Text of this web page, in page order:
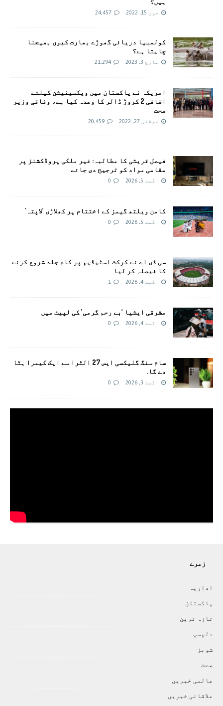
جون 15, 2022 24,457
کولمبیا دریائی گھوڑے بھارت کیوں بھیجنا
چاہتا ہے؟
مارچ 3, 2023 21,294
امريکہ نے پاکستان میں ویکسینیشن کیلئے
اضافی 2 کروڑ ڈالر کا وعدہ کیا ہے، وفاقی وزیر
صحت
جولائی 27, 2022 20,459
فیصل قریشی کا مطالبہ: غیر ملکی پروڈکشنز پر
مقامی مواد کو ترجیح دی جائے
اگست 5, 2026 0
کامن ویلتھ گیمز کے اختتام پر کھلاڑی ‘لاپتہ’
اگست 5, 2026 0
سی ڈی اے نے کرکٹ اسٹیڈیم پر کام جلد شروع کرنے
کا فیصلہ کر لیا
اگست 4, 2026 1
مشرقی ایشیا ‘بے رحم گرمی’ کی لپیٹ میں
اگست 4, 2026 0
سام سنگ گلیکسی ایس 27 الٹرا سے ایک کیمرا ہٹا
دے گا.
اگست 3, 2026 0
زمرے
اداريہ
پاکستان
تازہ ترين
دلچسپ
شوبز
صحت
عالمی خبريں
علاقائی خبريں